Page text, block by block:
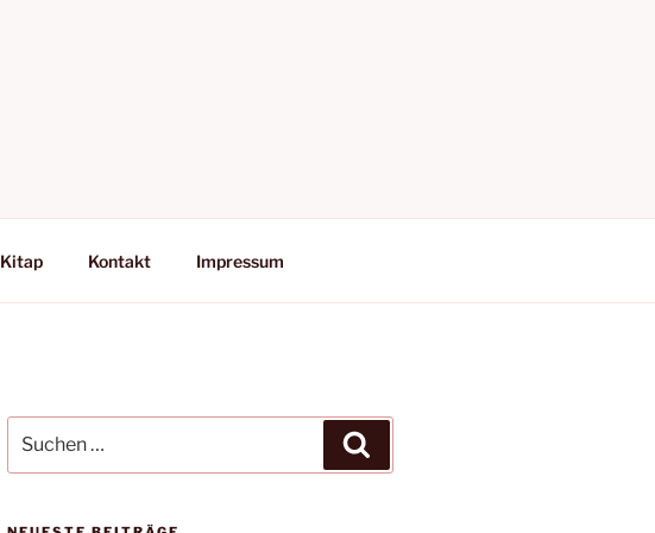
Kitap Kontakt Impressum
nach: